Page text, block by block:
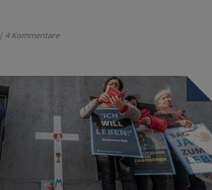
| 4 Kommentare